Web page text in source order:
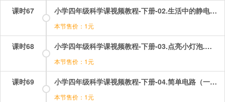
课时67 小学四年级科学课视频教程-下册-02.生活中的静电现象（二）——不一样的电荷.mp4
本节售价：1元
课时68 小学四年级科学课视频教程-下册-03.点亮小灯泡.mp4
本节售价：1元
课时69 小学四年级科学课视频教程-下册-04.简单电路（一）——带灯座的电路.mp4
本节售价：1元